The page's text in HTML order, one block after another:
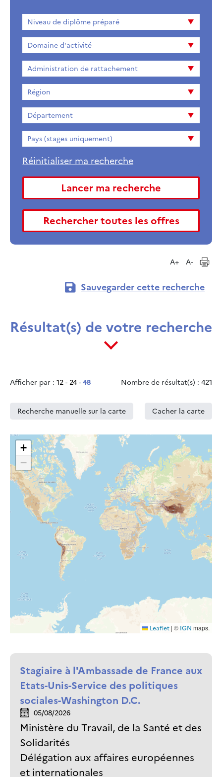
Niveau
de
diplome
préparé
Niveau de diplôme préparé
Domaine d'activité
Administration de rattachement
Région
Département
Pays (stages uniquement)
A+ A-
Sauvegarder cette recherche
Résultat(s) de votre recherche
Afficher par : 12 - 24 - 48 Nombre de résultat(s) : 421
Recherche manuelle sur la carte Cacher la carte
+
−
Leaflet | © IGN maps.
Stagiaire à l'Ambassade de France aux
Etats-Unis-Service des politiques
sociales-Washington D.C.
05/08/2026
Ministère du Travail, de la Santé et des
Solidarités
Délégation aux affaires européennes
et internationales